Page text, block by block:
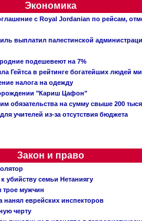
Экономика
с Royal Jordanian по рейсам,
выплатил палестинской
подешевеют на 7%
Гейтса в рейтинге богатейших людей
налога на одежду
"Кариш Цафон"
обязательства на сумму свыше 200
учителей из-за отсутствия бюджета
Закон и право
убийству семьи Нетаниягу
трое мужчин
еврейских инспекторов
черту